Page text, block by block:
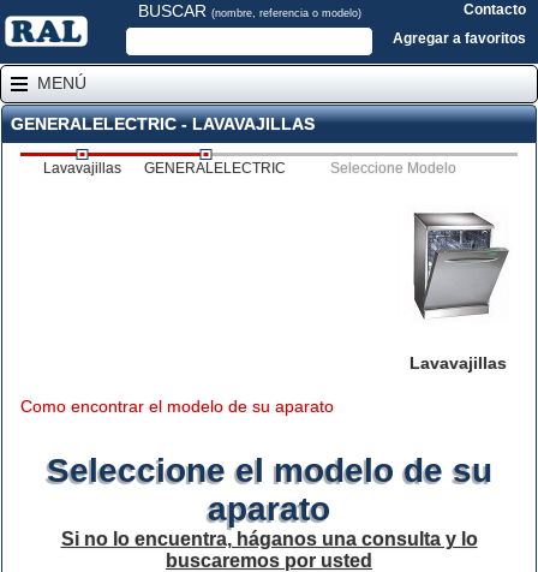
BUSCAR (nombre, referencia o modelo)
Contacto
Agregar a favoritos
MENÚ
GENERALELECTRIC - LAVAVAJILLAS
Lavavajillas GENERALELECTRIC Seleccione Modelo
Lavavajillas
Como encontrar el modelo de su aparato
Seleccione el modelo de su
aparato
Si no lo encuentra, háganos una consulta y lo
buscaremos por usted